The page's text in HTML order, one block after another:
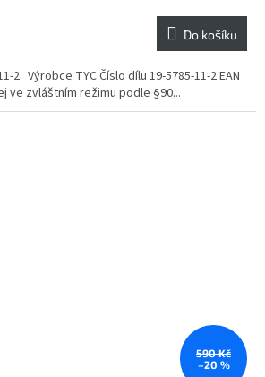
Do košíku
2 Výrobce TYC Číslo dílu 19-5785-11-2 EAN
ve zvláštním režimu podle §90...
590 Kč
–20 %